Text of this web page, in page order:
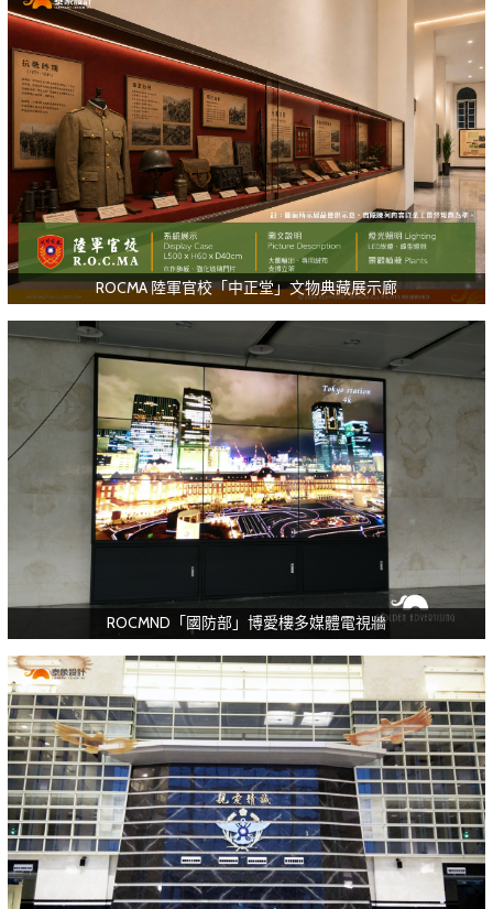
ROCMA 陸軍官校「中正堂」文物典藏展示廊
ROCMND「國防部」博愛樓多媒體電視牆